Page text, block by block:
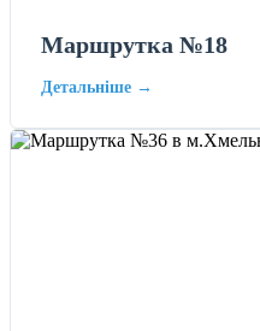
Маршрутка №18
Детальніше →